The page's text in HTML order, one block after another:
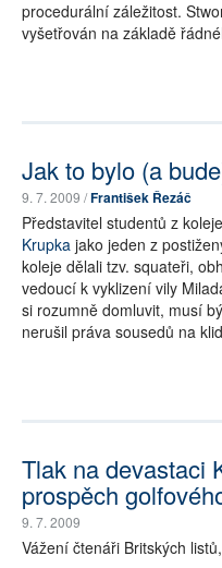
procedurální záležitost.
vyšetřován na základě
Jak to bylo (a
9. 7. 2009 /František Řezáč
Představitel studentů z
Krupka jako jeden z
koleje dělali tzv. squateři,
vedoucí k vyklizení vily
si rozumně domluvit, musí
nerušil práva sousedů na
Tlak na devastaci
prospěch
9. 7. 2009
Vážení čtenáři Britských listů,